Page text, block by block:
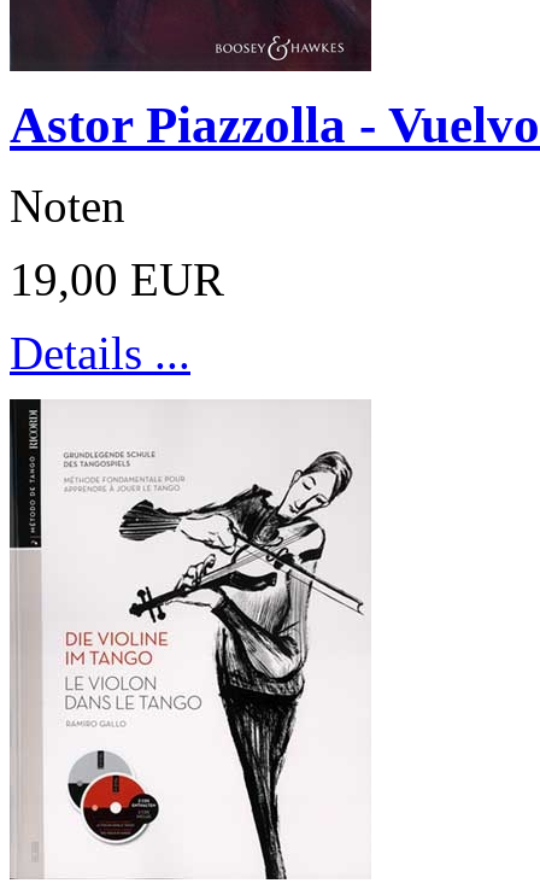
Astor Piazzolla -
Noten
19,00 EUR
Details ...